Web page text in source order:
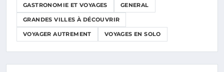
GASTRONOMIE ET VOYAGES GENERAL
GRANDES VILLES À DÉCOUVRIR
VOYAGER AUTREMENT VOYAGES EN SOLO